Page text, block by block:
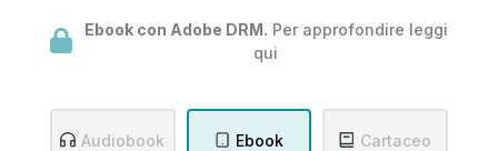
Ebook con Adobe DRM. Per approfondire leggi
qui
Audiobook
Ebook
Cartaceo